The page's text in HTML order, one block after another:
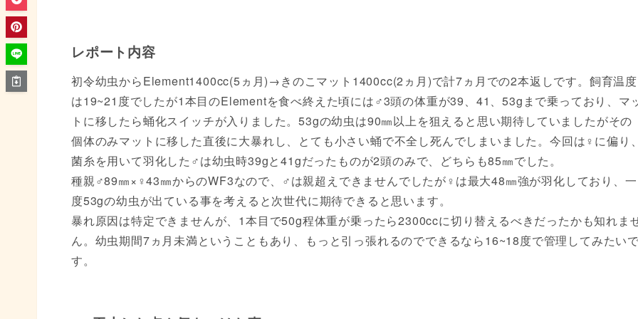
レポート内容
初令幼虫からElement1400cc(5ヵ月)→きのこマット1400cc(2ヵ月)で計7ヵ月での2本返しです。飼育温度
は19~21度でしたが1本目のElementを食べ終えた頃には♂3頭の体重が39、41、53gまで乗っており、マ
トに移したら蛹化スイッチが入りました。53gの幼虫は90㎜以上を狙えると思い期待していましたがその
個体のみマットに移した直後に大暴れし、とても小さい蛹で不全し死んでしまいました。今回は♀に偏り、
菌糸を用いて羽化した♂は幼虫時39gと41gだったものが2頭のみで、どちらも85㎜でした。
種親♂89㎜×♀43㎜からのWF3なので、♂は親超えできませんでしたが♀は最大48㎜強が羽化しており、一
度53gの幼虫が出ている事を考えると次世代に期待できると思います。
暴れ原因は特定できませんが、1本目で50g程体重が乗ったら2300ccに切り替えるべきだったかも知れま
ん。幼虫期間7ヵ月未満ということもあり、もっと引っ張れるのでできるなら16~18度で管理してみたいで
す。